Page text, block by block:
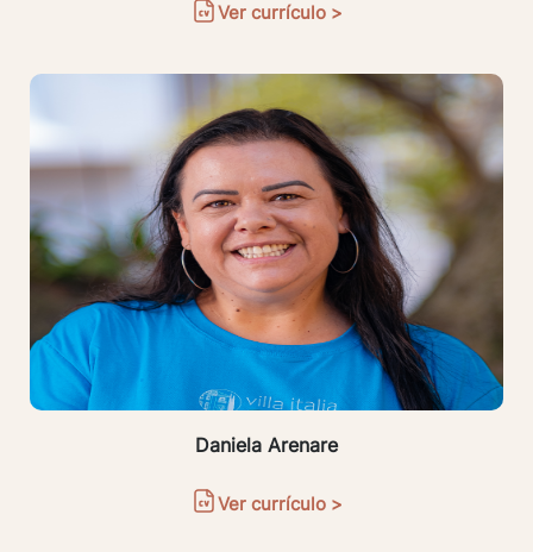
Ver currículo >
Daniela Arenare
Ver currículo >